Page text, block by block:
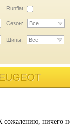
Runflat:
Сезон: Все
Шипы: Все
сожалению, ничего